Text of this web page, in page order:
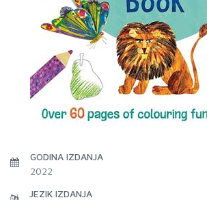
GODINA IZDANJA
2022
JEZIK IZDANJA